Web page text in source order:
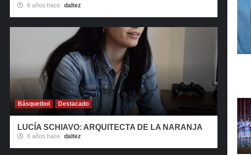
6 años hace daltez
Básquetbol Destacado
LUCÍA SCHIAVO: ARQUITECTA DE LA NARANJA
6 años hace daltez